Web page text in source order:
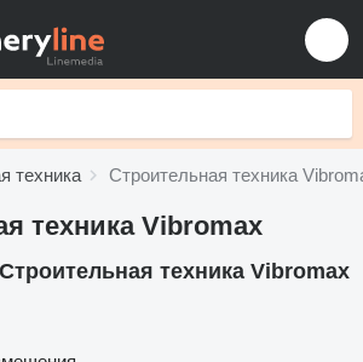
техника Строительная техника
техника Vibromax
Строительная техника Vibromax